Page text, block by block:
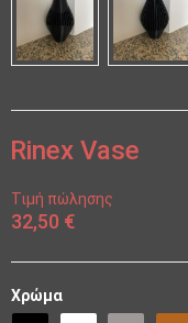
Rinex Vase
Τιμή πώλησης
32,50 €
Χρώμα